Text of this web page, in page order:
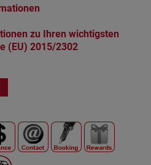
zu Ihren wichtigsten
(EU) 2015/2302